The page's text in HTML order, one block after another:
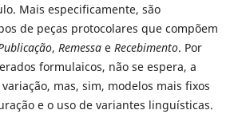
Mais especificamente, são
de peças protocolares que compõem
, Remessae Recebimento. Por
formulaicos, não se espera, a
mas, sim, modelos mais fixos
e o uso de variantes linguísticas.